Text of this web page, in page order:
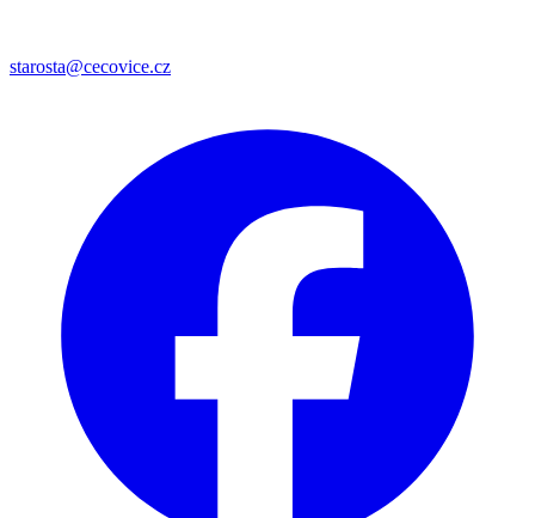
starosta@cecovice.cz